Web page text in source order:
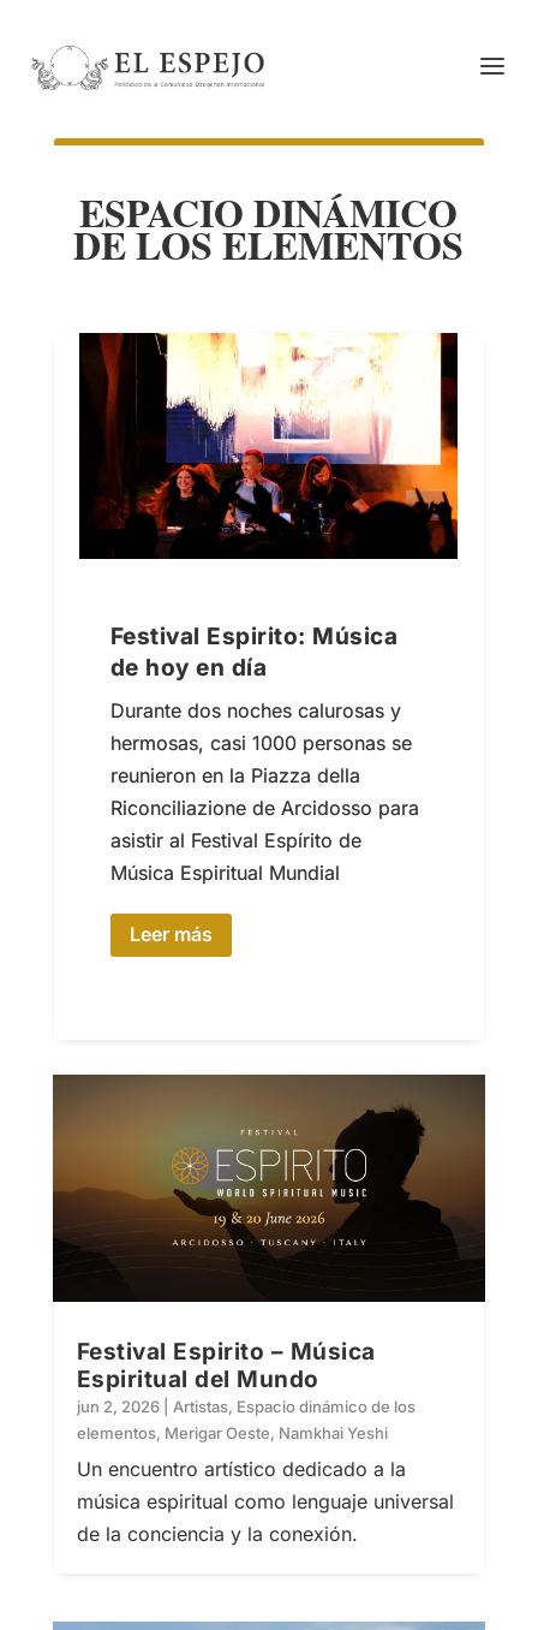
ESPACIO DINÁMICO
DE LOS ELEMENTOS
Festival Espirito: Música
de hoy en día
Durante dos noches calurosas y
hermosas, casi 1000 personas se
reunieron en la Piazza della
Riconciliazione de Arcidosso para
asistir al Festival Espírito de
Música Espiritual Mundial
Leer más
Festival Espirito – Música
Espiritual del Mundo
jun 2, 2026| Artistas, Espacio dinámico de los
elementos, Merigar Oeste, Namkhai Yeshi
Un encuentro artístico dedicado a la
música espiritual como lenguaje universal
de la conciencia y la conexión.